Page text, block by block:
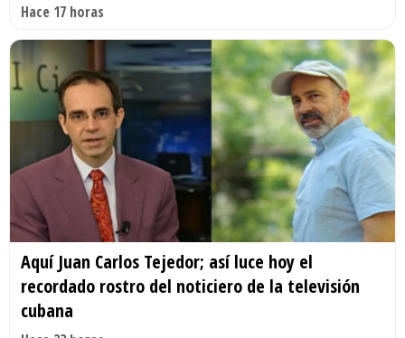
Hace 17 horas
Aquí Juan Carlos Tejedor; así luce hoy el
recordado rostro del noticiero de la televisión
cubana